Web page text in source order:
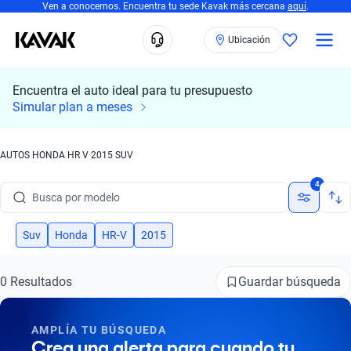
Ven a conocernos. Encuentra tu sede Kavak más cercana aquí.
Ubicación
Encuentra el auto ideal para tu presupuesto
Simular plan a meses
AUTOS HONDA HR V 2015 SUV
Busca por modelo
Busca por versión
Busca por marca
Busca por modelo
4
Suv Honda HR-V 2015
0 Resultados Guardar búsqueda
AMPLÍA TU BÚSQUEDA